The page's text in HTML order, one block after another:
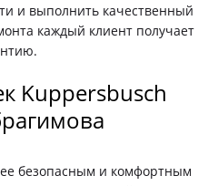
и выполнить качественный
каждый клиент получает
Kuppersbusch
безопасным и комфортным